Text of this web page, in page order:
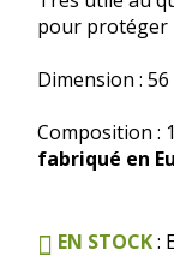
pour protéger
Dimension :
Composition :
fabriqué en
EN STOCK: